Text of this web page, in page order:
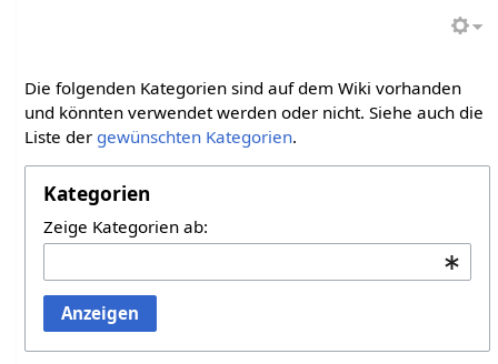
Die folgenden Kategorien sind auf dem Wiki vorhanden
und könnten verwendet werden oder nicht. Siehe auch die
Liste der gewünschten Kategorien.
Kategorien
Zeige Kategorien ab:
Anzeigen